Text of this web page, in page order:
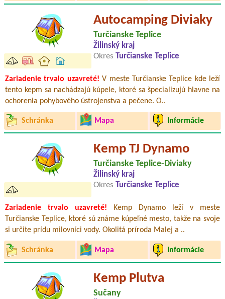
Autocamping Diviaky
Turčianske Teplice
Žilinský kraj
Okres Turčianske Teplice
Zariadenie trvalo uzavreté! V meste Turčianske Teplice kde leží
tento kepm sa nachádzajú kúpele, ktoré sa špecializujú hlavne na
ochorenia pohybového ústrojenstva a pečene. O..
Schránka Mapa Informácie
Kemp TJ Dynamo
Turčianske Teplice-Diviaky
Žilinský kraj
Okres Turčianske Teplice
Zariadenie trvalo uzavreté! Kemp Dynamo leží v meste
Turčianske Teplice, ktoré sú známe kúpeľné mesto, takže na svoje
si určite prídu milovníci vody. Okolitá príroda Malej a ..
Schránka Mapa Informácie
Kemp Plutva
Sučany